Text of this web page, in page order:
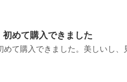
めて購入できました
めて購入できました。美しいし
。